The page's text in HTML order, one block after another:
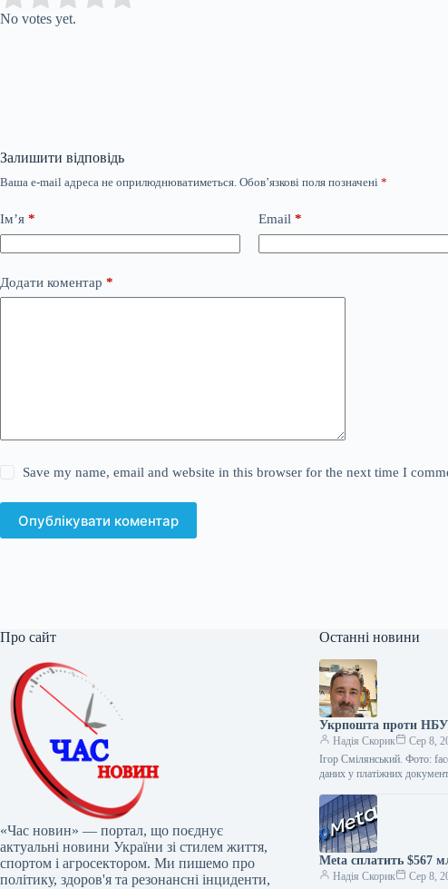
No votes yet.
Залишити відповідь
Ваша e-mail адреса не оприлюднюватиметься. Обов’язкові поля позначені *
Ім’я * Email *
Додати коментар *
Save my name, email and website in this browser for the next time I
Опублікувати коментар
Про сайт
«Час новин» — портал, що поєднує
актуальні новини України зі стилем життя,
спортом і агросектором. Ми пишемо про
політику, здоров'я та резонансні інциденти,
Останні новини
Укрпошта проти
Надія Скорик
Сер 8,
Ігор Смілянський. Фото:
даних у платіжних
Meta сплатить $567
Надія Скорик
Сер 8,